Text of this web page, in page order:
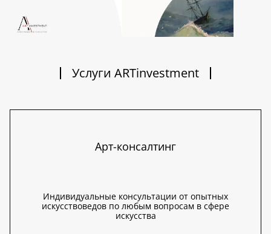
Услуги ARTinvestment
Арт-консалтинг
Индивидуальные консультации от опытных
искусствоведов по любым вопросам в сфере
искусства